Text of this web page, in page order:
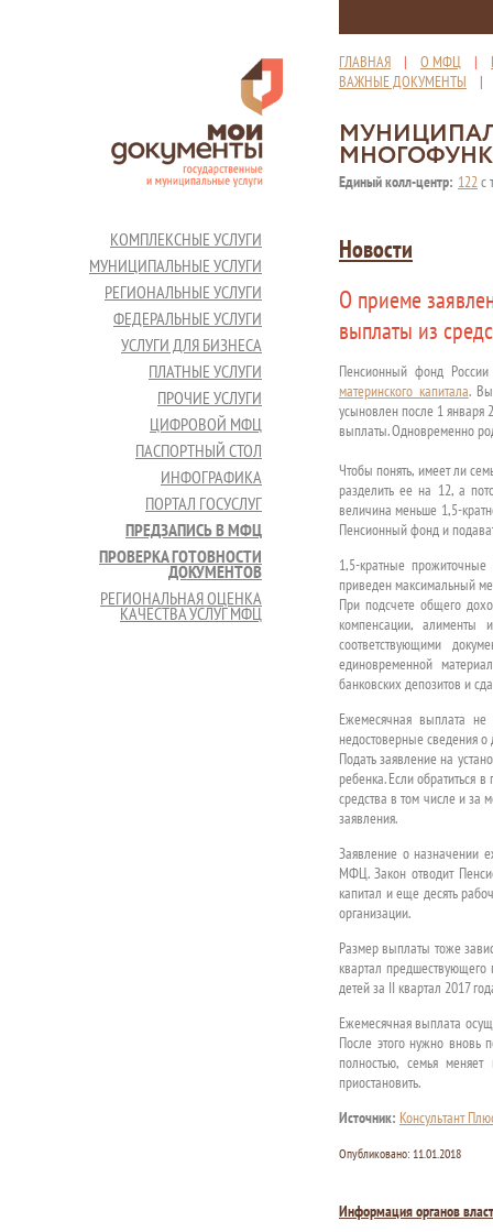
ГЛАВНАЯ | О МФЦ |
ВАЖНЫЕ ДОКУМЕНТЫ
Единый колл-центр: 122с
КОМПЛЕКСНЫЕ УСЛУГИ
МУНИЦИПАЛЬНЫЕ УСЛУГИ
РЕГИОНАЛЬНЫЕ УСЛУГИ
ФЕДЕРАЛЬНЫЕ УСЛУГИ
УСЛУГИ ДЛЯ БИЗНЕСА
ПЛАТНЫЕ УСЛУГИ
ПРОЧИЕ УСЛУГИ
ЦИФРОВОЙ МФЦ
ПАСПОРТНЫЙ СТОЛ
ИНФОГРАФИКА
ПОРТАЛ ГОСУСЛУГ
ПРЕДЗАПИСЬ В МФЦ
ПРОВЕРКА ГОТОВНОСТИ
ДОКУМЕНТОВ
РЕГИОНАЛЬНАЯ ОЦЕНКА
КАЧЕСТВА УСЛУГ МФЦ
Новости
О приеме
выплаты из
Пенсионный фонд
материнского капитала.
усыновлен после 1 января
выплаты. Одновременно
Чтобы понять, имеет ли
разделить ее на 12, а
величина меньше 1,5-
Пенсионный фонд и
1,5-кратные
приведен максимальный
При подсчете общего
компенсации,
соответствующими
единовременной
банковских депозитов и
Ежемесячная выплата не
недостоверные сведения
Подать заявление на
ребенка. Если обратиться
средства в том числе и за
заявления.
Заявление о назначении
МФЦ. Закон отводит
капитал и еще десять
организации.
Размер выплаты тоже
квартал
детей за II квартал 2017
Ежемесячная выплата
После этого нужно вновь
полностью, семья
приостановить.
Источник: Консультант
Опубликовано: 11.01.2018
Информация органов